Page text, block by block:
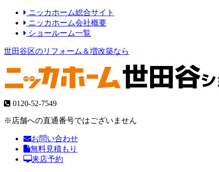
ニッカホーム総合サイト
ニッカホーム会社概要
ショールーム一覧
世田谷区のリフォーム＆増改築なら
0120-52-7549
※店舗への直通番号ではございません
お問い合わせ
無料見積もり
来店予約